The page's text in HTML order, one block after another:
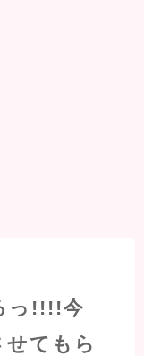
っ!!!!今
てもら